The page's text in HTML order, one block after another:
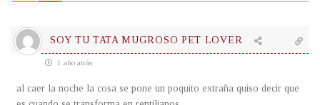
SOY TU TATA MUGROSO PET LOVER
1 año atrás
al caer la noche la cosa se pone un poquito extraña quiso decir que